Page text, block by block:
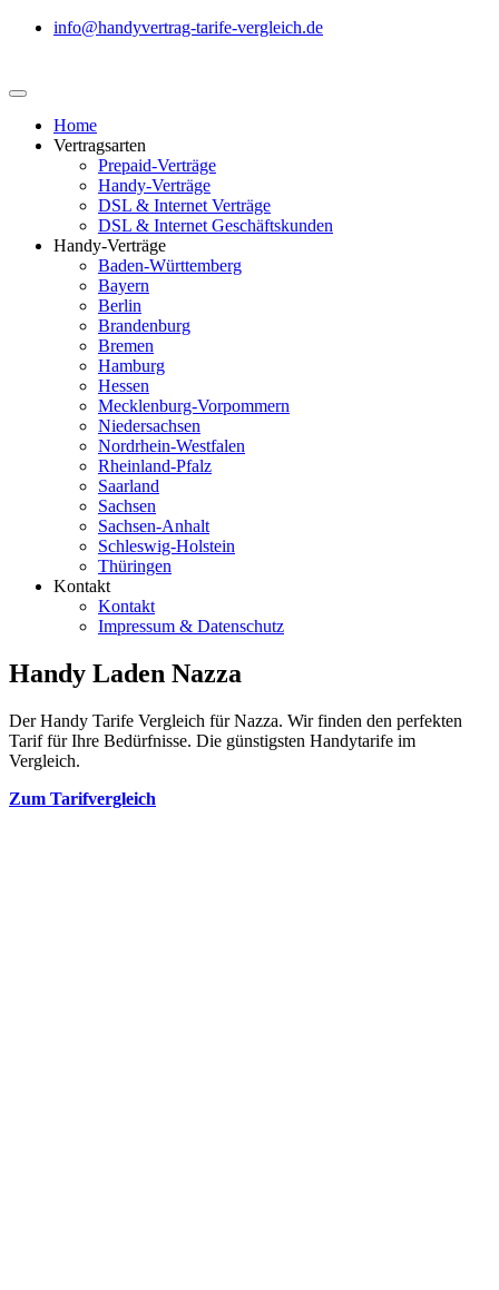
info@handyvertrag-tarife-vergleich.de
Home
Vertragsarten
Prepaid-Verträge
Handy-Verträge
DSL & Internet Verträge
DSL & Internet Geschäftskunden
Handy-Verträge
Baden-Württemberg
Bayern
Berlin
Brandenburg
Bremen
Hamburg
Hessen
Mecklenburg-Vorpommern
Niedersachsen
Nordrhein-Westfalen
Rheinland-Pfalz
Saarland
Sachsen
Sachsen-Anhalt
Schleswig-Holstein
Thüringen
Kontakt
Kontakt
Impressum & Datenschutz
Handy Laden Nazza
Der Handy Tarife Vergleich für Nazza. Wir finden den perfekten
Tarif für Ihre Bedürfnisse. Die günstigsten Handytarife im
Vergleich.
Zum Tarifvergleich